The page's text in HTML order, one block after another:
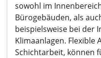
sowohl im
Bürogebäuden, als
beispielsweise bei der
Klimaanlagen. Flexible
Schichtarbeit, können